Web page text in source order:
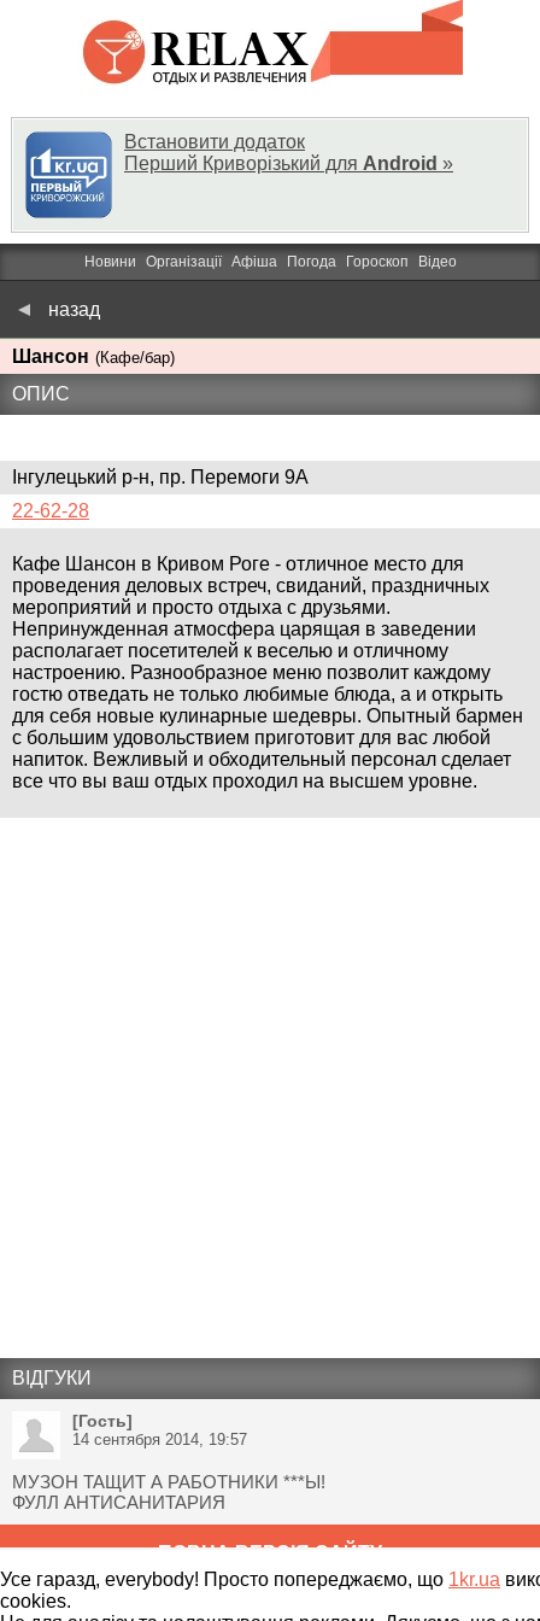
Встановити додаток
Перший Криворізький для Android »
Новини Організації Афіша Погода Гороскоп Відео
назад
Шансон (Кафе/бар)
ОПИС
Інгулецький р-н, пр. Перемоги 9А
22-62-28
Кафе Шансон в Кривом Роге - отличное место для
проведения деловых встреч, свиданий, праздничных
мероприятий и просто отдыха с друзьями.
Непринужденная атмосфера царящая в заведении
располагает посетителей к веселью и отличному
настроению. Разнообразное меню позволит каждому
гостю отведать не только любимые блюда, а и открыть
для себя новые кулинарные шедевры. Опытный бармен
с большим удовольствием приготовит для вас любой
напиток. Вежливый и обходительный персонал сделает
все что вы ваш отдых проходил на высшем уровне.
ВІДГУКИ
[Гость]
14 сентября 2014, 19:57
МУЗОН ТАЩИТ А РАБОТНИКИ ***Ы!
ФУЛЛ АНТИСАНИТАРИЯ
ПОВНА ВЕРСІЯ САЙТУ
Усе гаразд, everybody! Просто попереджаємо, що 1kr.ua
cookies.